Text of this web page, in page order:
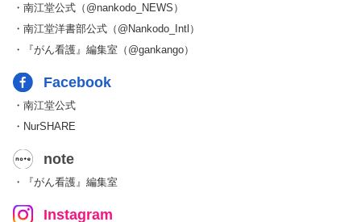
・南江堂公式（@nankodo_NEWS）
・南江堂洋書部公式（@Nankodo_Intl）
・『がん看護』編集室（@gankango）
Facebook
・南江堂公式
・NurSHARE
note
・『がん看護』編集室
Instagram